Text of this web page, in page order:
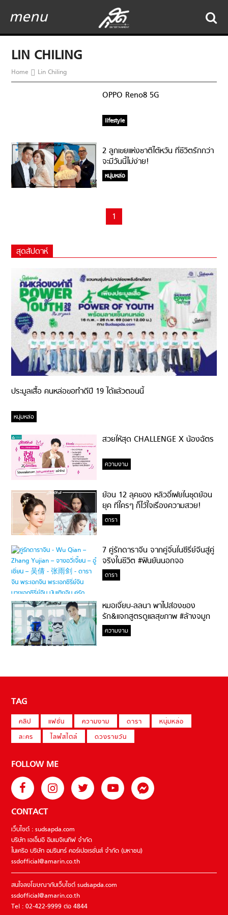
menu
LIN CHILING
Home Lin Chiling
OPPO Reno8 5G
lifestyle
2 ลูกเขยแห่งชาติไต้หวัน ที่ชีวิตรักกว่า
จะมีวันนี้ไม่ง่าย!
หนุ่มหล่อ
1
สุดสัปดาห์
ประมูลเสื้อ คนหล่อขอทำดีปี 19 ได้แล้วตอนนี้
หนุ่มหล่อ
สวยให้สุด CHALLENGE X น้องฉัตร
ความงาม
ย้อน 12 ลุคของ หลิวอี้เฟยในชุดย้อน
ยุค ที่ใครๆ ก็ไว้ใจเรื่องความสวย!
ดารา
7 คู่รักดาราจีน จากคู่จิ้นในซีรี่ย์จีนสู่คู่
จริงในชีวิต #ฟินยันนอกจอ
ดารา
หมอเจี๊ยบ-ลลนา พาไปส่องของ
รัก&แจกสูตรดูแลสุขภาพ #ล้างจมูก
ไม่ยากจะสอนให้
ความงาม
TAG
คลิป แฟชั่น ความงาม ดารา
หนุ่มหล่อ
ละคร
ไลฟ์สไตล์ ดวงรายวัน
FOLLOW ME
CONTACT
เว็บไซต์ : sudsapda.com
บริษัท เอเอ็มอี อิมเมจิเนทีฟ จำกัด
ในเครือ บริษัท อมรินทร์ คอร์เปอเรชั่นส์ จำกัด (มหาชน)
ssdofficial@amarin.co.th
สนใจลงโฆษณากับเว็บไซต์ sudsapda.com
ssdofficial@amarin.co.th
Tel : 02-422-9999 ต่อ 4844